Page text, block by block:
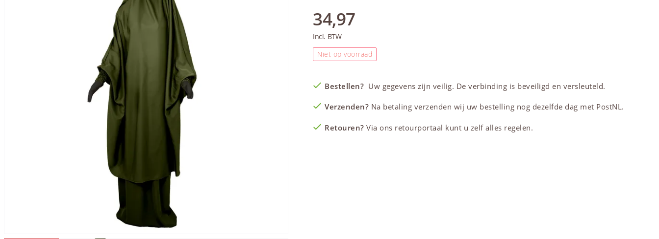
34,97
Incl. BTW
Niet op voorraad
Bestellen? Uw gegevens zijn veilig. De verbinding is beveiligd en versleuteld.
Verzenden? Na betaling verzenden wij uw bestelling nog dezelfde dag met PostNL.
Retouren? Via ons retourportaal kunt u zelf alles regelen.